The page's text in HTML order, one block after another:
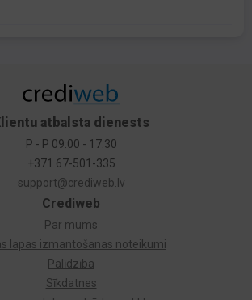
Crediweb
Par mums
lapas izmantošanas noteikumi
Palīdzība
Sīkdatnes
atbalsta dienests
P - P 09:00 - 17:30
+371 67-501-335
support@crediweb.lv